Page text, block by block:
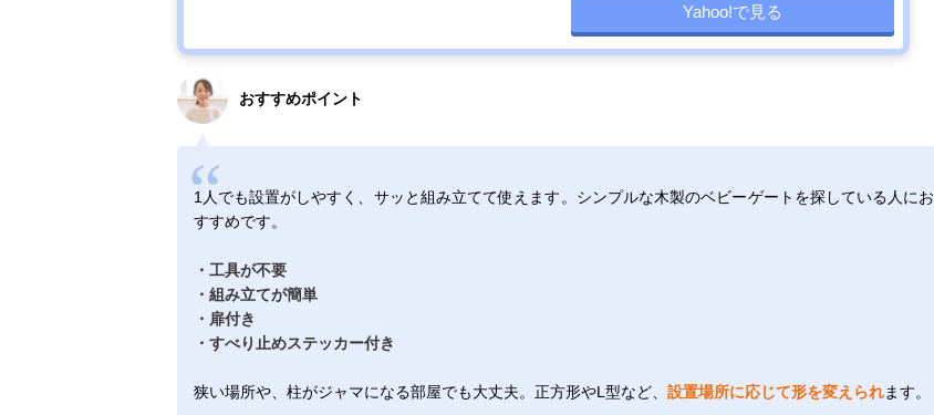
Yahoo!で見る
おすすめポイント
1人でも設置がしやすく、サッと組み立てて使えます。シンプルな木製のベビーゲートを探している人にお
すすめです。
・工具が不要
・組み立てが簡単
・扉付き
・すべり止めステッカー付き
狭い場所や、柱がジャマになる部屋でも大丈夫。正方形やL型など、 設置場所に応じて形を変えられます。